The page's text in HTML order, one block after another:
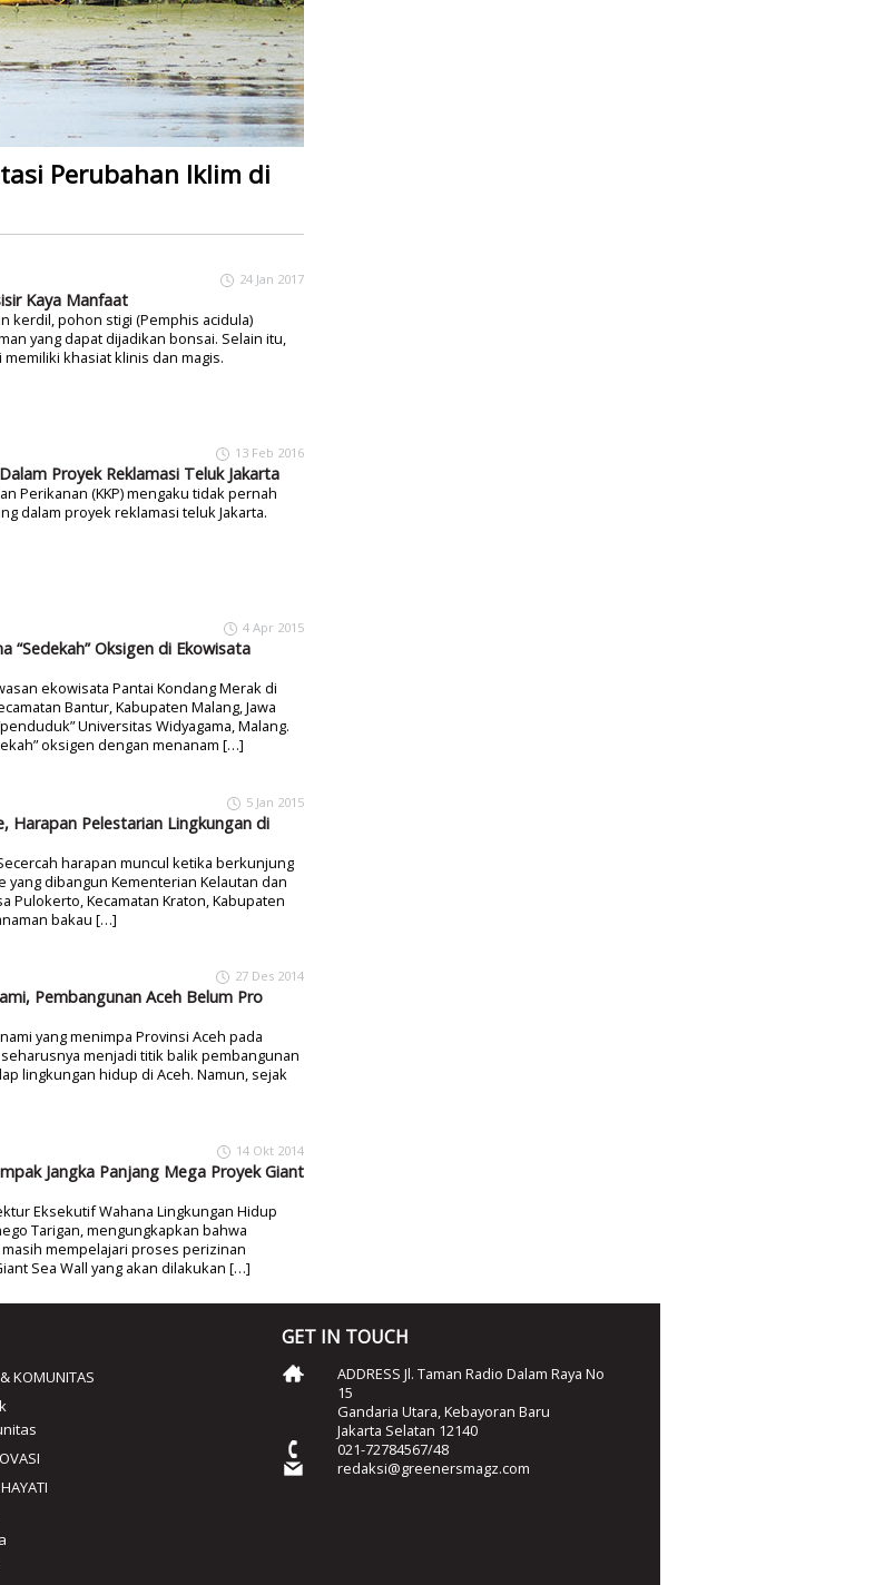
Perubahan Iklim di
24 Jan 2017
Kaya Manfaat
kerdil, pohon stigi (Pemphis acidula)
yang dapat dijadikan bonsai. Selain itu,
khasiat klinis dan magis.
13 Feb 2016
Proyek Reklamasi Teluk Jakarta
Perikanan (KKP) mengaku tidak pernah
dalam proyek reklamasi teluk Jakarta.
4 Apr 2015
“Sedekah” Oksigen di Ekowisata
ekowisata Pantai Kondang Merak di
Bantur, Kabupaten Malang, Jawa
Universitas Widyagama, Malang.
oksigen dengan menanam […]
5 Jan 2015
Harapan Pelestarian Lingkungan di
harapan muncul ketika berkunjung
yang dibangun Kementerian Kelautan dan
Pulokerto, Kecamatan Kraton, Kabupaten
bakau […]
27 Des 2014
Pembangunan Aceh Belum Pro
yang menimpa Provinsi Aceh pada
menjadi titik balik pembangunan
lingkungan hidup di Aceh. Namun, sejak
14 Okt 2014
Jangka Panjang Mega Proyek Giant
Eksekutif Wahana Lingkungan Hidup
Tarigan, mengungkapkan bahwa
mempelajari proses perizinan
Sea Wall yang akan dilakukan […]
KOMUNITAS
GET IN TOUCH
ADDRESS Jl. Taman Radio Dalam Raya No
15
Gandaria Utara, Kebayoran Baru
Jakarta Selatan 12140
021-72784567/48
redaksi@greenersmagz.com